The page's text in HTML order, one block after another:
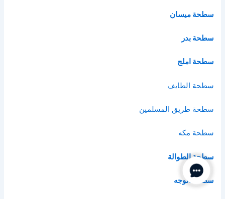
سطحة ميسان
سطحة بدر
سطحة املج
سطحة الطايف
سطحة طريق المسلمين
سطحة مكه
سطحة الطوالة
سطحة الوجه
Contact Us